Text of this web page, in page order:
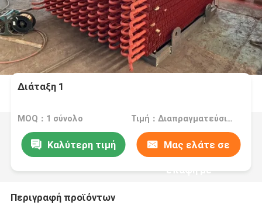
Διάταξη 1
MOQ：1 σύνολο Τιμή：Διαπραγματεύσιμα
Καλύτερη τιμή Μας ελάτε σε
επαφή με
Περιγραφή προϊόντων